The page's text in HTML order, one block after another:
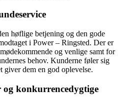
høflige betjening og den gode
i Power – Ringsted. Der er
og venlige samt for
behov. Kunderne føler sig
dem en god oplevelse.
konkurrencedygtige